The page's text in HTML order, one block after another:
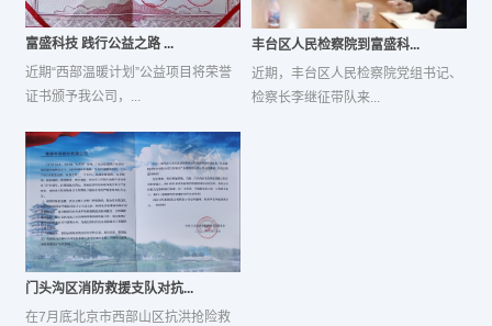
富盛科技 践行公益之路 ...
近期“西部温暖计划”公益项目将荣誉
证书颁予我公司，...
丰台区人民检察院到富盛科...
近期，丰台区人民检察院党组书记、
检察长李继征带队来...
门头沟区消防救援支队对抗...
在7月底北京市西部山区抗洪抢险救